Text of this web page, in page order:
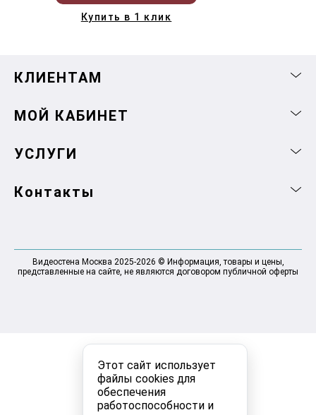
Этот сайт использует
файлы cookies для
обеспечения
работоспособности и
Купить в 1 клик
КЛИЕНТАМ
МОЙ КАБИНЕТ
УСЛУГИ
Контакты
Видеостена Москва 2025-2026 © Информация, товары и цены,
представленные на сайте, не являются договором публичной оферты